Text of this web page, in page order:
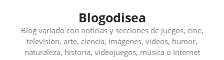
contenido
Blogodisea
Blog variado con noticias y secciones de juegos, cine,
televisión, arte, ciencia, imágenes, videos, humor,
naturaleza, historia, videojuegos, música o Internet